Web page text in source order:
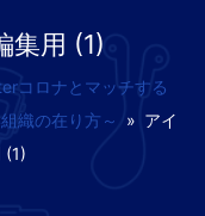
集用 (1)
コロナとマッチする
織の在り方～
» アイ
(1)